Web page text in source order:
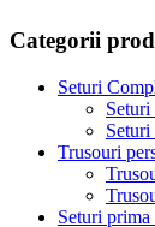
Categorii
Seturi
Trusouri
Seturi prima